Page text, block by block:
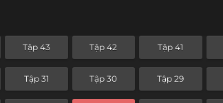
Tập 43 Tập 42 Tập 41
Tập 31 Tập 30 Tập 29